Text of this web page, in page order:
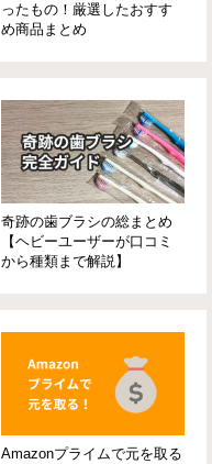
ったもの！厳選したおすす
め商品まとめ
奇跡の歯ブラシの総まとめ
【ヘビーユーザーが口コミ
から種類まで解説】
Amazonプライムで元を取る